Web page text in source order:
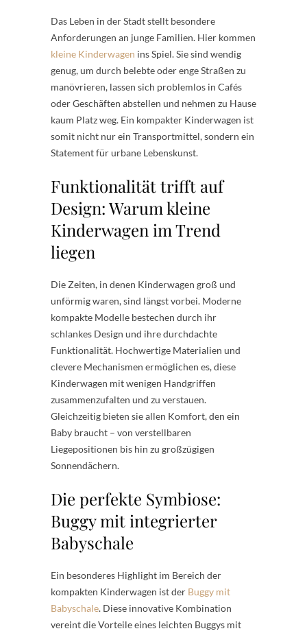
Das Leben in der Stadt stellt besondere
Anforderungen an junge Familien. Hier kommen
kleine Kinderwagen ins Spiel. Sie sind wendig
genug, um durch belebte oder enge Straßen zu
manövrieren, lassen sich problemlos in Cafés
oder Geschäften abstellen und nehmen zu Hause
kaum Platz weg. Ein kompakter Kinderwagen ist
somit nicht nur ein Transportmittel, sondern ein
Statement für urbane Lebenskunst.
Funktionalität trifft auf
Design: Warum kleine
Kinderwagen im Trend
liegen
Die Zeiten, in denen Kinderwagen groß und
unförmig waren, sind längst vorbei. Moderne
kompakte Modelle bestechen durch ihr
schlankes Design und ihre durchdachte
Funktionalität. Hochwertige Materialien und
clevere Mechanismen ermöglichen es, diese
Kinderwagen mit wenigen Handgriffen
zusammenzufalten und zu verstauen.
Gleichzeitig bieten sie allen Komfort, den ein
Baby braucht – von verstellbaren
Liegepositionen bis hin zu großzügigen
Sonnendächern.
Die perfekte Symbiose:
Buggy mit integrierter
Babyschale
Ein besonderes Highlight im Bereich der
kompakten Kinderwagen ist der Buggy mit
Babyschale. Diese innovative Kombination
vereint die Vorteile eines leichten Buggys mit